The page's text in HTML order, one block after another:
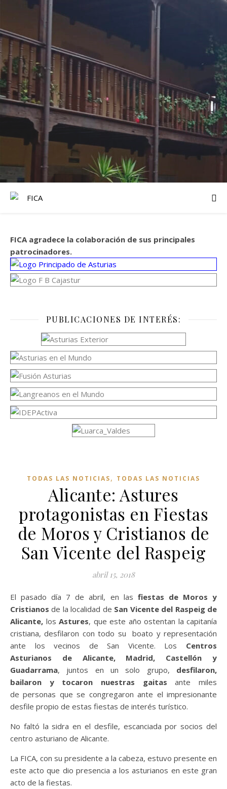
FICA agradece la colaboración de sus principales
patrocinadores.
PUBLICACIONES DE INTERÉS:
TODAS LAS NOTICIAS, TODAS LAS NOTICIAS
Alicante: Astures
protagonistas en Fiestas
de Moros y Cristianos de
San Vicente del Raspeig
abril 15, 2018
El pasado día 7 de abril, en las fiestas de Moros y
Cristianos de la localidad de San Vicente del Raspeig de
Alicante, los Astures, que este año ostentan la capitanía
cristiana, desfilaron con todo su boato y representación
ante los vecinos de San Vicente. Los Centros
Asturianos de Alicante, Madrid, Castellón y
Guadarrama, juntos en un solo grupo, desfilaron,
bailaron y tocaron nuestras gaitas ante miles
de personas que se congregaron ante el impresionante
desfile propio de estas fiestas de interés turístico.
No faltó la sidra en el desfile, escanciada por socios del
centro asturiano de Alicante.
La FICA, con su presidente a la cabeza, estuvo presente en
este acto que dio presencia a los asturianos en este gran
acto de la fiestas.